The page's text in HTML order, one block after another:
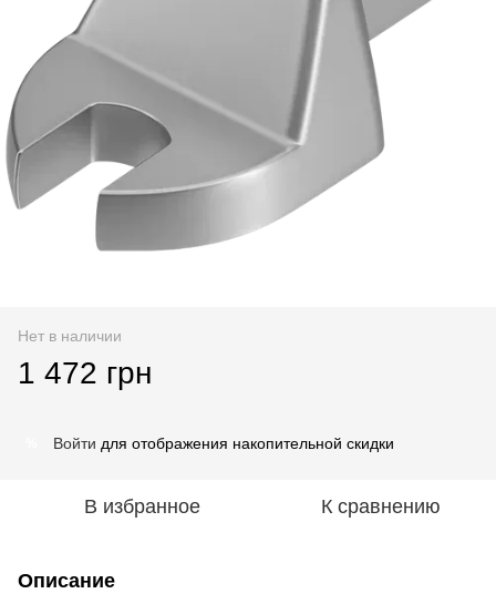
Нет в наличии
1 472 грн
Войти для отображения накопительной скидки
В избранное К сравнению
Описание